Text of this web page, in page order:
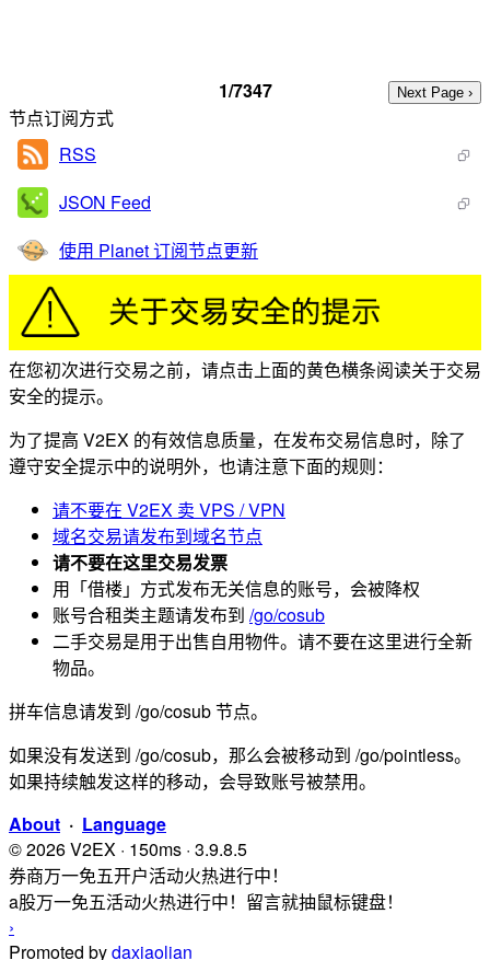
1/7347
节点订阅方式
RSS
JSON Feed
使用 Planet 订阅节点更新
在您初次进行交易之前，请点击上面的黄色横条阅读关于交易
安全的提示。
为了提高 V2EX 的有效信息质量，在发布交易信息时，除了
遵守安全提示中的说明外，也请注意下面的规则：
请不要在 V2EX 卖 VPS / VPN
域名交易请发布到域名节点
请不要在这里交易发票
用「借楼」方式发布无关信息的账号，会被降权
账号合租类主题请发布到 /go/cosub
二手交易是用于出售自用物件。请不要在这里进行全新
物品。
拼车信息请发到 /go/cosub 节点。
如果没有发送到 /go/cosub，那么会被移动到 /go/pointless。
如果持续触发这样的移动，会导致账号被禁用。
About · Language
© 2026 V2EX · 150ms · 3.9.8.5
券商万一免五开户活动火热进行中！
a股万一免五活动火热进行中！留言就抽鼠标键盘！
›
Promoted bydaxiaolian